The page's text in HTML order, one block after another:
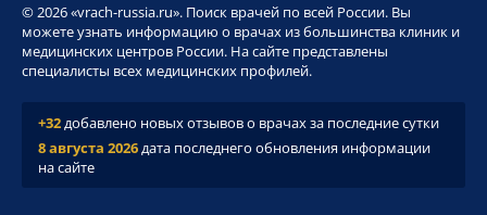
© 2026 «vrach-russia.ru». Поиск врачей по всей России. Вы
можете узнать информацию о врачах из большинства клиник и
медицинских центров России. На сайте представлены
специалисты всех медицинских профилей.
+32добавлено новых отзывов о врачах за последние сутки
8 августа 2026дата последнего обновления информации
на сайте